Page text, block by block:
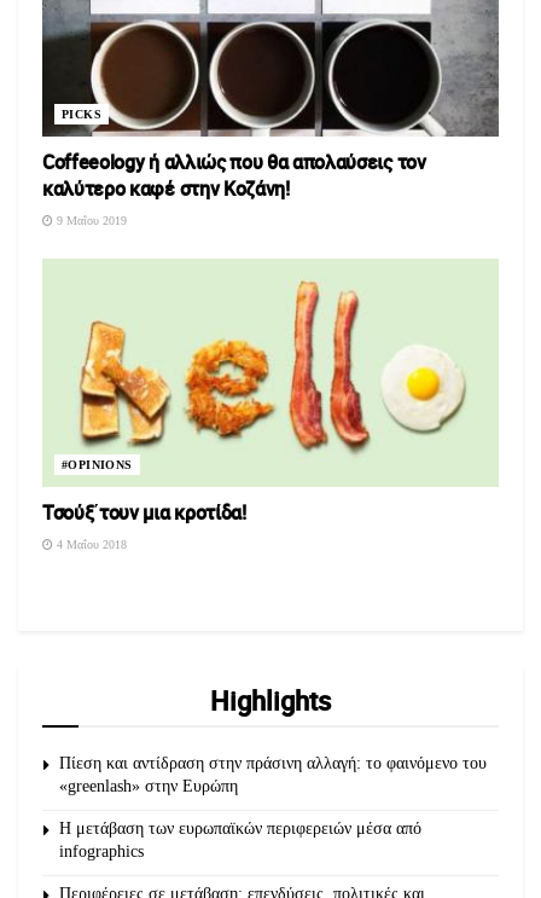
PICKS
Coffeeology ή αλλιώς που θα απολαύσεις τον
καλύτερο καφέ στην Κοζάνη!
9 Μαΐου 2019
#OPINIONS
Τσούξ΄τουν μια κροτίδα!
4 Μαΐου 2018
Highlights
Πίεση και αντίδραση στην πράσινη αλλαγή: το φαινόμενο του
«greenlash» στην Ευρώπη
Η μετάβαση των ευρωπαϊκών περιφερειών μέσα από
infographics
Περιφέρειες σε μετάβαση: επενδύσεις, πολιτικές και